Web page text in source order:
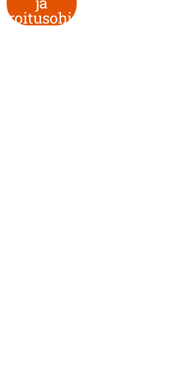
varoitusohjeet